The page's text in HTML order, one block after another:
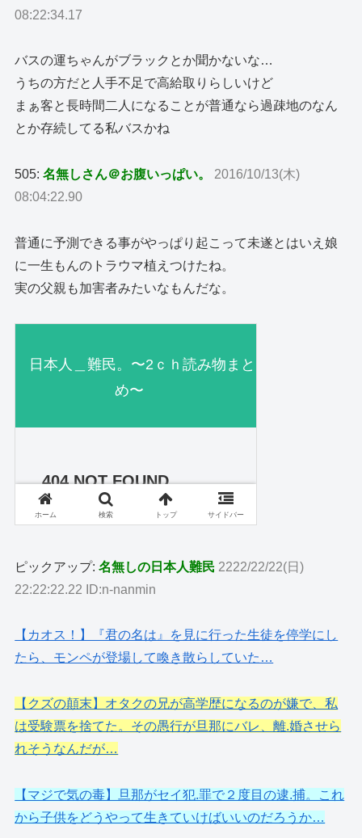
08:22:34.17
バスの運ちゃんがブラックとか聞かないな…
うちの方だと人手不足で高給取りらしいけど
まぁ客と長時間二人になることが普通なら過疎地のなん
とか存続してる私バスかね
505:名無しさん＠お腹いっぱい。
2016/10/13(木)
08:04:22.90
普通に予測できる事がやっぱり起こって未遂とはいえ娘
に一生もんのトラウマ植えつけたね。
実の父親も加害者みたいなもんだな。
ピックアップ:名無しの日本人難民 2222/22/22(日)
22:22:22.22 ID:n-nanmin
【カオス！】『君の名は』を見に行った生徒を停学にし
たら、モンペが登場して喚き散らしていた…
【クズの顛末】オタクの兄が高学歴になるのが嫌で、私
は受験票を捨てた。その愚行が旦那にバレ、離.婚させら
れそうなんだが…
【マジで気の毒】旦那がセイ犯.罪で２度目の逮.捕。これ
から子供をどうやって生きていけばいいのだろうか…